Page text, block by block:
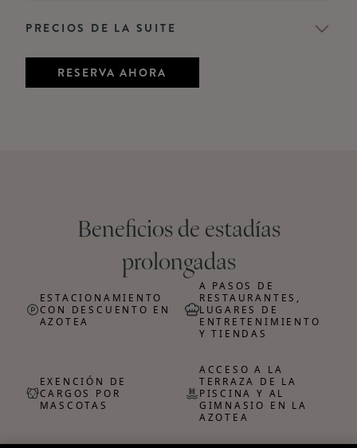
PRECIOS DE LA SUITE
RESERVA AHORA
Beneficios de estadías
prolongadas
ESTACIONAMIENTO
CON DESCUENTO EN
AZOTEA
A PASOS DE
RESTAURANTES,
LUGARES DE
ENTRETENIMIENTO
Y TIENDAS
EXENCIÓN DE
CARGOS POR
MASCOTAS
ACCESO A LA
TERRAZA DE LA
PISCINA Y AL
GIMNASIO EN LA
AZOTEA